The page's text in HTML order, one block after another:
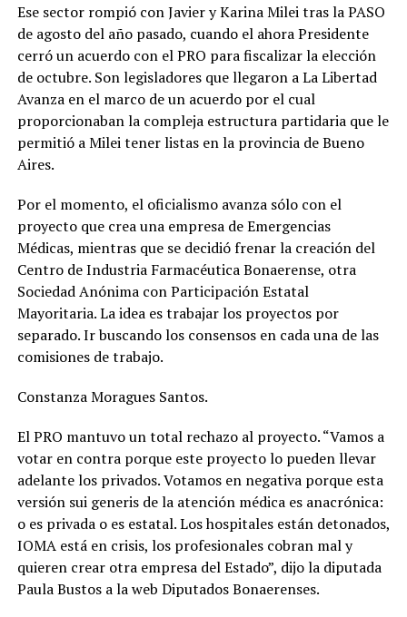
Ese sector rompió con Javier y Karina Milei tras la PASO
de agosto del año pasado, cuando el ahora Presidente
cerró un acuerdo con el PRO para fiscalizar la elección
de octubre. Son legisladores que llegaron a La Libertad
Avanza en el marco de un acuerdo por el cual
proporcionaban la compleja estructura partidaria que le
permitió a Milei tener listas en la provincia de Bueno
Aires.
Por el momento, el oficialismo avanza sólo con el
proyecto que crea una empresa de Emergencias
Médicas, mientras que se decidió frenar la creación del
Centro de Industria Farmacéutica Bonaerense, otra
Sociedad Anónima con Participación Estatal
Mayoritaria. La idea es trabajar los proyectos por
separado. Ir buscando los consensos en cada una de las
comisiones de trabajo.
Constanza Moragues Santos.
El PRO mantuvo un total rechazo al proyecto. “Vamos a
votar en contra porque este proyecto lo pueden llevar
adelante los privados. Votamos en negativa porque esta
versión sui generis de la atención médica es anacrónica:
o es privada o es estatal. Los hospitales están detonados,
IOMA está en crisis, los profesionales cobran mal y
quieren crear otra empresa del Estado”, dijo la diputada
Paula Bustos a la web Diputados Bonaerenses.